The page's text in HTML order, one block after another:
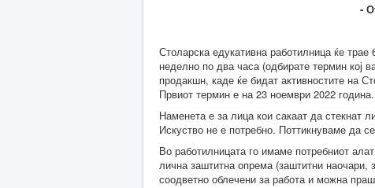
-
Столарска едукативна работилница ќе
неделно по два часа (одбирате термин кој
продакшн, каде ќе бидат активностите на
Првиот термин е на 23 ноември 2022 година.
Наменета е за лица кои сакаат да стекнат
Искуство не е потребно. Поттикнуваме да
Во работилницата го имаме потребниот
лична заштитна опрема (заштитни
соодветно облечени за работа и можна